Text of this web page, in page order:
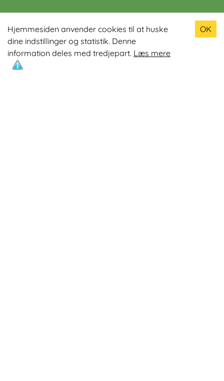
Hjemmesiden anvender cookies til at huske
dine indstillinger og statistik. Denne
information deles med tredjepart. Læs mere
OK
Populære produkter
Odin R900 Romaskine
Odin S900 Spinningcykel